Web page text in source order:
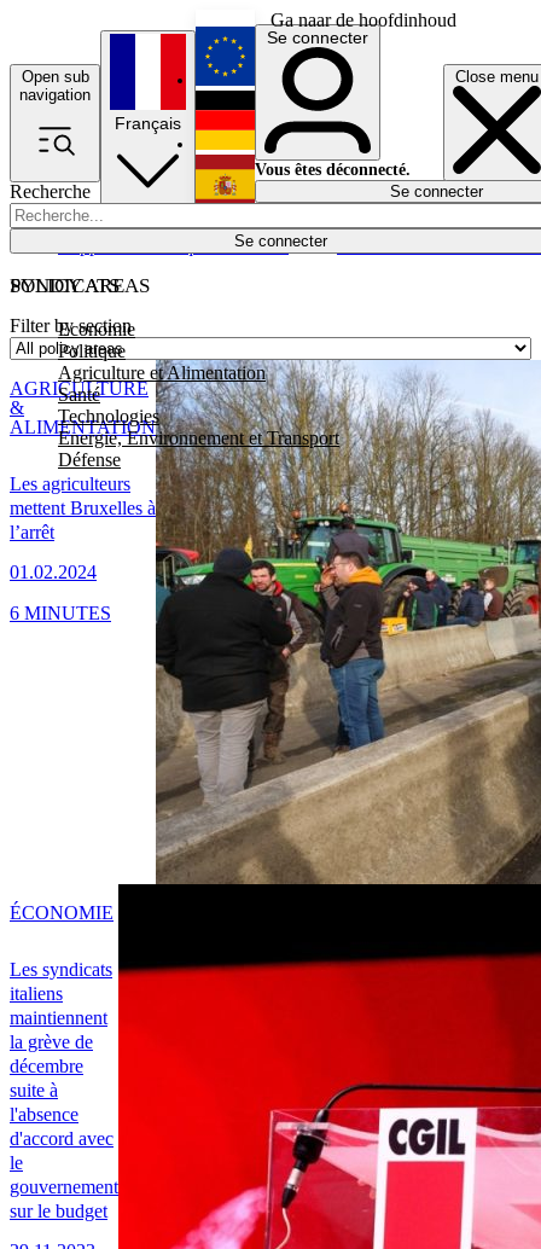
Ga naar de hoofdinhoud
Open sub
navigation
Close menu
Recherche
Se connecter
POLICY AREAS
Economie
Politique
Agriculture et Alimentation
Santé
Technologies
Energie, Environnement et Transport
Défense
Économie
Français
English
Deutsch
Español
Se connecter
Vous êtes déconnecté.
Se connecter
SYNDICATS
Filter by section
Les agriculteurs
mettent Bruxelles à
l’arrêt
01.02.2024
AGRICULTURE
&
ALIMENTATION
6 MINUTES
Les syndicats
italiens
maintiennent
la grève de
décembre
suite à
l'absence
d'accord avec
le
gouvernement
sur le budget
ÉCONOMIE